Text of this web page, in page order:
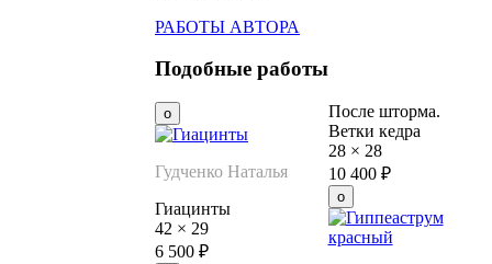
РАБОТЫ АВТОРА
Подобные работы
Гудченко Наталья
Гиацинты
42 × 29
6 500 ₽
После шторма.
Ветки кедра
28× 28
10 400 ₽